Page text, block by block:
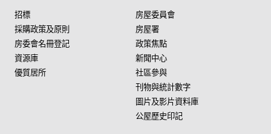
招標
採購政策及原則
房委會名冊登記
資源庫
優質居所
房屋委員會
房屋署
政策焦點
新聞中心
社區參與
刊物與統計數字
圖片及影片資料庫
公屋歷史印記